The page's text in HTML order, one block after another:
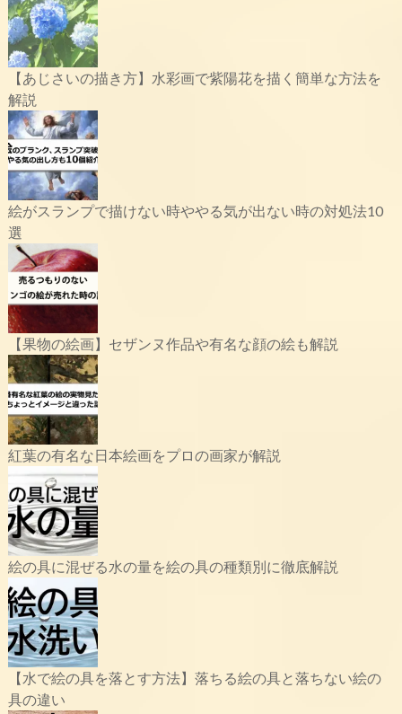
【あじさいの描き方】水彩画で紫陽花を描く簡単な方法を
解説
絵がスランプで描けない時ややる気が出ない時の対処法10
選
【果物の絵画】セザンヌ作品や有名な顔の絵も解説
紅葉の有名な日本絵画をプロの画家が解説
絵の具に混ぜる水の量を絵の具の種類別に徹底解説
【水で絵の具を落とす方法】落ちる絵の具と落ちない絵の
具の違い